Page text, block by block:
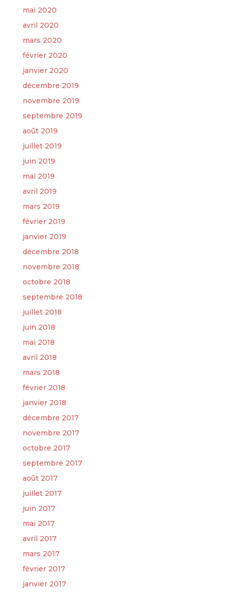
mai 2020
avril 2020
mars 2020
février 2020
janvier 2020
décembre 2019
novembre 2019
septembre 2019
août 2019
juillet 2019
juin 2019
mai 2019
avril 2019
mars 2019
février 2019
janvier 2019
décembre 2018
novembre 2018
octobre 2018
septembre 2018
juillet 2018
juin 2018
mai 2018
avril 2018
mars 2018
février 2018
janvier 2018
décembre 2017
novembre 2017
octobre 2017
septembre 2017
août 2017
juillet 2017
juin 2017
mai 2017
avril 2017
mars 2017
février 2017
janvier 2017